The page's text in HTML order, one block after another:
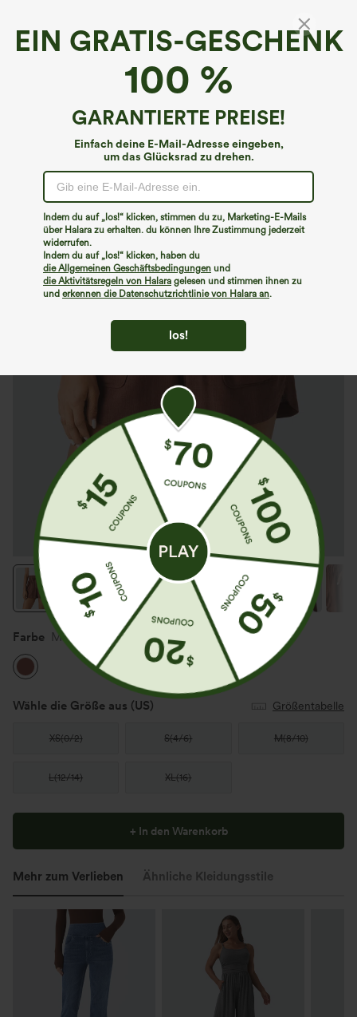
EIN GRATIS-GESCHENK
100 %
GARANTIERTE PREISE!
Einfach deine E-Mail-Adresse eingeben,
um das Glücksrad zu drehen.
Indem du auf „los!“ klicken, stimmen du zu, Marketing-E-Mails
über Halara zu erhalten. du können Ihre Zustimmung jederzeit
widerrufen.
Indem du auf „los!“ klicken, haben du
die Allgemeinen Geschäftsbedingungen und
die Aktivitätsregeln von Halara gelesen und stimmen ihnen zu
und erkennen die Datenschutzrichtlinie von Halara an.
los!
Lässige Shorts mit mittelhohem Paperbag-
Bund, Kordelzug, Taschen und abgerundetem
Saum aus Leinenmischung
€31,95 EUR
Farbe Maple Syrup
Wähle die Größe aus (US) Größentabelle
XS(0/2) S(4/6) M(8/10)
L(12/14) XL(16)
+ In den Warenkorb
Mehr zum Verlieben Ähnliche Kleidungsstile